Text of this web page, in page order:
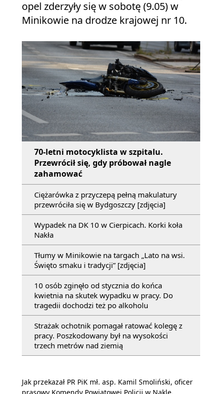
opel zderzyły się w sobotę (9.05) w
Minikowie na drodze krajowej nr 10.
70-letni motocyklista w szpitalu.
Przewrócił się, gdy próbował nagle
zahamować
Ciężarówka z przyczepą pełną makulatury
przewróciła się w Bydgoszczy [zdjęcia]
Wypadek na DK 10 w Cierpicach. Korki koła
Nakła
Tłumy w Minikowie na targach „Lato na wsi.
Święto smaku i tradycji” [zdjęcia]
10 osób zginęło od stycznia do końca
kwietnia na skutek wypadku w pracy. Do
tragedii dochodzi też po alkoholu
Strażak ochotnik pomagał ratować kolegę z
pracy. Poszkodowany był na wysokości
trzech metrów nad ziemią
Jak przekazał PR PiK mł. asp. Kamil Smoliński, oficer